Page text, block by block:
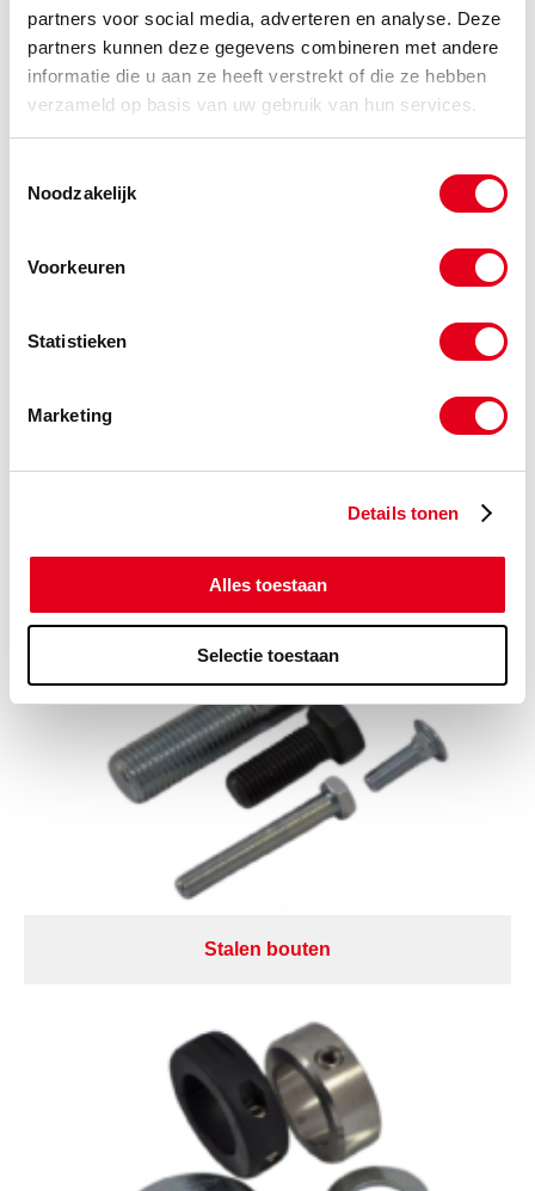
partners voor social media, adverteren en analyse. Deze
partners kunnen deze gegevens combineren met andere
informatie die u aan ze heeft verstrekt of die ze hebben
verzameld op basis van uw gebruik van hun services.
Noodzakelijk
Voorkeuren
Statistieken
Marketing
Details tonen
Alles toestaan
Selectie toestaan
evfm16 Elvz. Flensmoer M16 DIN6923
Info Stuks
-
Elvz. Flensmoer M20 DIN6923
Stalen bouten